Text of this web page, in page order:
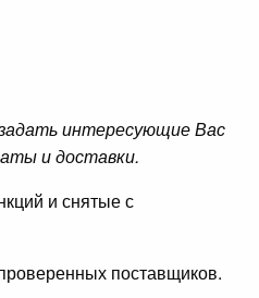
интересующие Вас
и доставки.
и снятые с
поставщиков.